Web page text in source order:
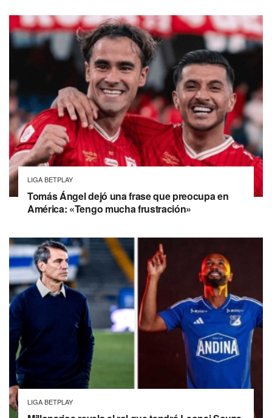
LIGA BETPLAY
Tomás Ángel dejó una frase que preocupa en
América: «Tengo mucha frustración»
LIGA BETPLAY